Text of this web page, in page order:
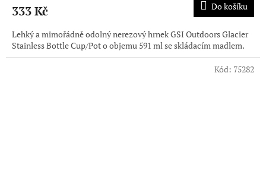
333 Kč Do košíku
Lehký a mimořádně odolný nerezový hrnek GSI Outdoors Glacier
Stainless Bottle Cup/Pot o objemu 591 ml se skládacím madlem.
Kód: 75282